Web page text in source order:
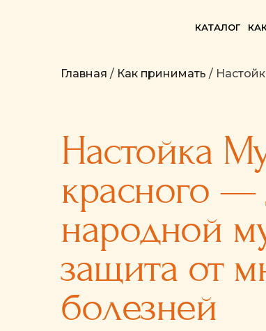
КАТАЛОГ
Главная / Как принимать /
Настойка
красного —
народной
защита от
болезней